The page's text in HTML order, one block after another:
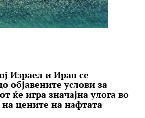
Израел и Иран се
објавените услови за
ќе игра значајна улога во
цените на нафтата